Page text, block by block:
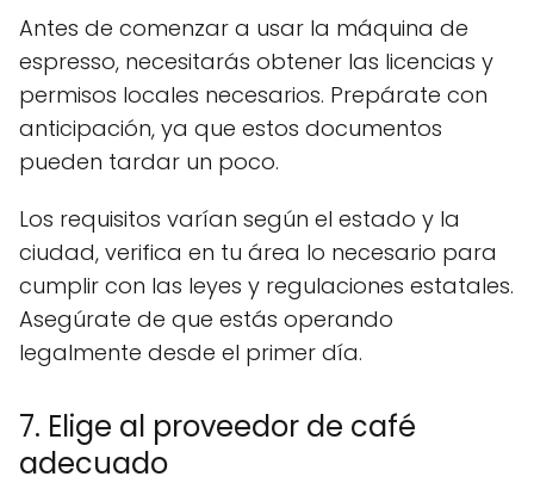
Antes de comenzar a usar la máquina de
espresso, necesitarás obtener las licencias y
permisos locales necesarios. Prepárate con
anticipación, ya que estos documentos
pueden tardar un poco.
Los requisitos varían según el estado y la
ciudad, verifica en tu área lo necesario para
cumplir con las leyes y regulaciones estatales.
Asegúrate de que estás operando
legalmente desde el primer día.
7. Elige al proveedor de café
adecuado